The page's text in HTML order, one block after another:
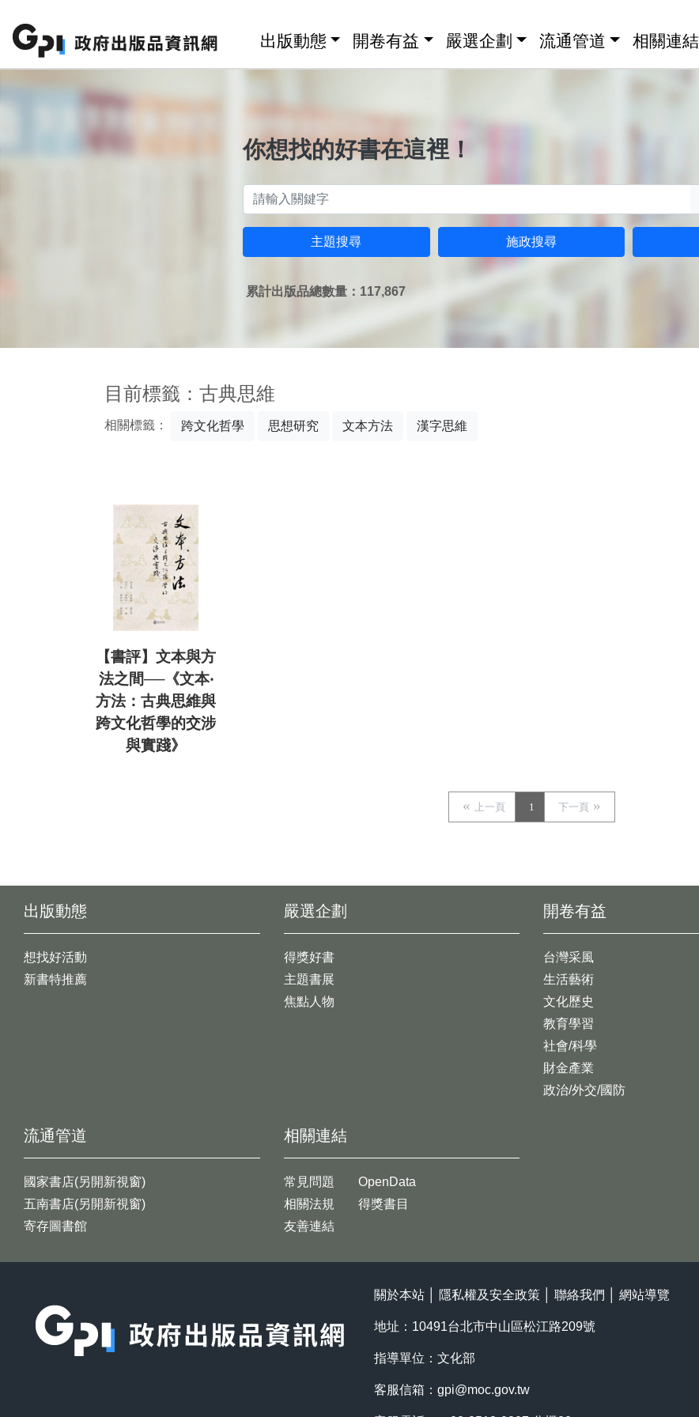
出版動態 開卷有益 嚴選企劃 流通管道 相關連結
你想找的好書在這裡！
主題搜尋 施政搜尋
累計出版品總數量：117,867
目前標籤：古典思維
相關標籤： 跨文化哲學 思想研究 文本方法 漢字思維
【書評】文本與方
法之間──《文本‧
方法：古典思維與
跨文化哲學的交涉
與實踐》
上一頁 1 下一頁
出版動態
想找好活動
新書特推薦
開卷有益
台灣采風
生活藝術
文化歷史
教育學習
社會/科學
財金產業
政治/外交/國防
嚴選企劃
得獎好書
主題書展
焦點人物
流通管道
國家書店(另開新視窗)
五南書店(另開新視窗)
寄存圖書館
相關連結
常見問題
相關法規
友善連結
OpenData
得獎書目
關於本站 隱私權及安全政策 聯絡我們 網站導覽
地址：10491台北市中山區松江路209號
指導單位：文化部
客服信箱： gpi@moc.gov.tw